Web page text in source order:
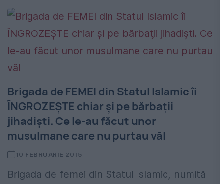
Brigada de FEMEI din Statul Islamic îi
ÎNGROZEŞTE chiar şi pe bărbaţii
jihadişti. Ce le-au făcut unor
musulmane care nu purtau văl
10 FEBRUARIE 2015
Brigada de femei din Statul Islamic, numită